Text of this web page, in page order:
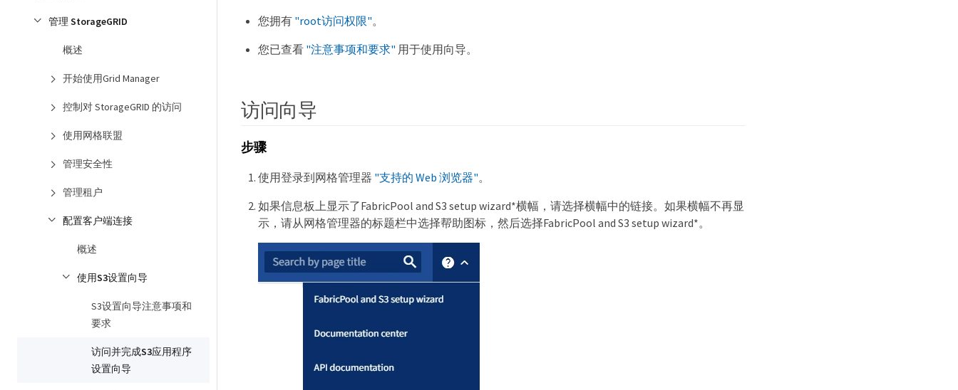
管理 StorageGRID
概述
开始使用Grid Manager
控制对 StorageGRID 的访问
使用网格联盟
管理安全性
管理租户
配置客户端连接
概述
使用S3设置向导
S3设置向导注意事项和
要求
访问并完成S3应用程序
设置向导
您拥有 "root访问权限"。
您已查看 "注意事项和要求" 用于使用向导。
访问向导
步骤
使用登录到网格管理器 "支持的 Web 浏览器"。
如果信息板上显示了FabricPool and S3 setup wizard*横幅，请选择横幅中的链接。如果横幅不再显
示，请从网格管理器的标题栏中选择帮助图标，然后选择FabricPool and S3 setup wizard*。